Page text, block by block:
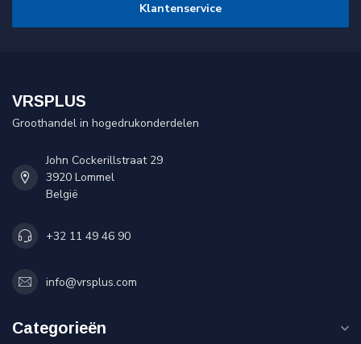
Klantenservice
VRSPLUS
Groothandel in hogedrukonderdelen
John Cockerillstraat 29
3920 Lommel
België
+32 11 49 46 90
info@vrsplus.com
Categorieën